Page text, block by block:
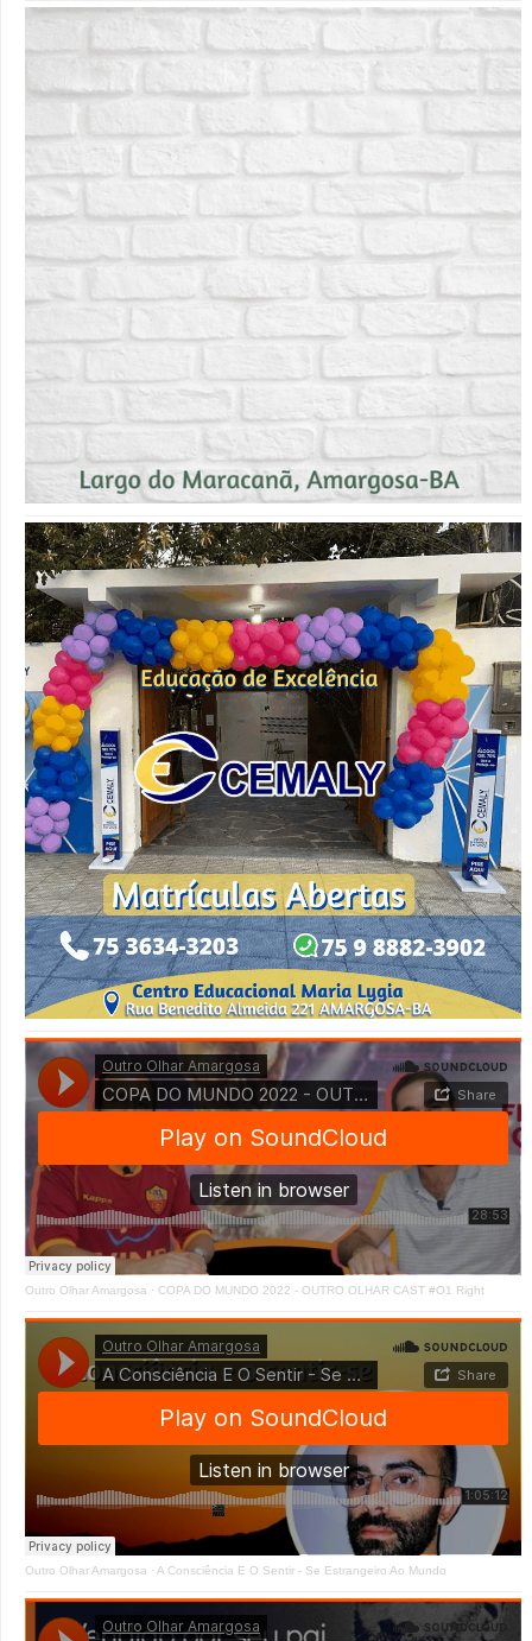
Outro Olhar Amargosa · COPA DO MUNDO 2022 - OUTRO OLHAR CAST #O1 Right
Outro Olhar Amargosa · A Consciência E O Sentir - Se Estrangeiro Ao Mundo